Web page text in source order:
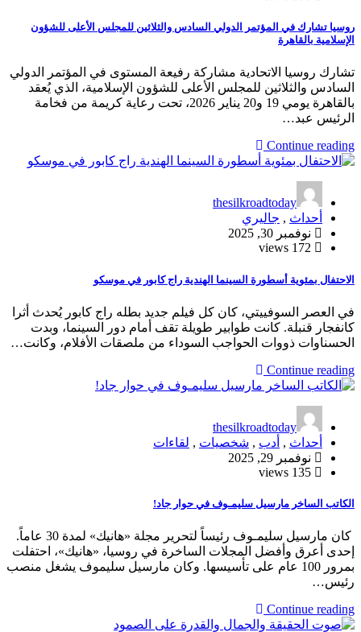
روسيا تشارك في المؤتمر الدولي السادس والثلاثين للمجلس الأعلى للشؤون
الإسلامية بالقاهرة
تشارك روسيا الاتحادية مشاركة رفيعة المستوى في المؤتمر الدولي
السادس والثلاثين للمجلس الأعلى للشؤون الإسلامية، الذي يُعقد
بالقاهرة يومي 19 و20 يناير 2026، تحت رعاية كريمة من فخامة
الرئيس عبد…
Continue reading
thesilkroadtoday
أحداث , جاليري
نوفمبر 30, 2025
الاحتفال بمئوية أسطورة السينما الهندية راج كابور في موسكو
في العصر السوفييتي، كان كل فيلم جديد بطله راج كابور يُحدث أثرا
كانفجار قنبلة. كانت طوابير طويلة تقف أمام دور السينما، وبدت
الحسناوات ذووات الحواجب السوداء من ملصقات الأفلام، وكانت…
Continue reading
thesilkroadtoday
أحداث , أدب , شخصيات , لقاءات
نوفمبر 29, 2025
الكاتب الساخر مارسيل سليمـوف في حوار جاد!
كان مارسيل سليمـوف رئيساً لتحرير مجلة «هانيك» لمدة 30 عاماً.
إحدى أعرق وأفضل المجلات الساخرة في روسيا، «هانيك»، احتفلت
بمرور 100 عام على تأسيسها. وكان مارسيل سليموف يشغل منصب
رئيس…
Continue reading